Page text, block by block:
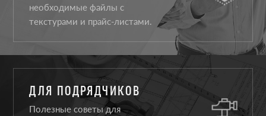
необходимые файлы с
текстурами и прайс-листами.
ДЛЯ ПОДРЯДЧИКОВ
Полезные советы для